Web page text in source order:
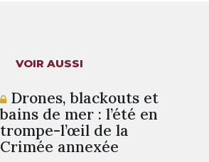
VOIR AUSSI
Drones, blackouts et
bains de mer : l’été en
trompe-l’œil de la
Crimée annexée